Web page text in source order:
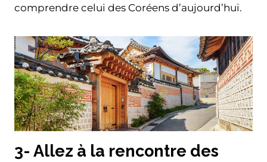
comprendre celui des Coréens d’aujourd’hui.
3- Allez à la rencontre des